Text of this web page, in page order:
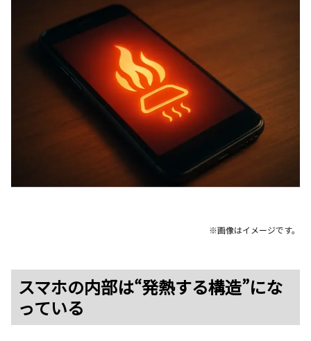
※画像はイメージです。
スマホの内部は“発熱する構造”にな
っている